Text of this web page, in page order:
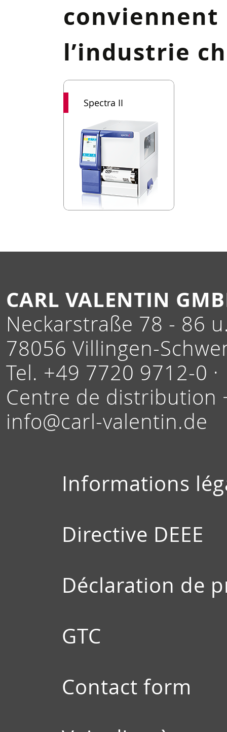
l’industrie
Spectra II
CARL VALENTIN
Neckarstraße 78 - 86
78056 Villingen-
Tel. +49 7720 9712-0 ·
Centre de distribution
info@carl-valentin.de
Informations
Directive DEEE
Déclaration de
GTC
Contact form